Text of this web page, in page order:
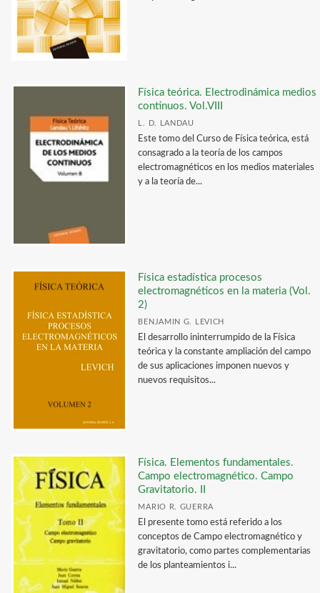
Física teórica. Electrodinámica medios
continuos. Vol.VIII
L. D. LANDAU
Este tomo del Curso de Física teórica, está
consagrado a la teoría de los campos
electromagnéticos en los medios materiales
y a la teoría de...
Física estadística procesos
electromagnéticos en la materia (Vol.
2)
BENJAMIN G. LEVICH
El desarrollo ininterrumpido de la Física
teórica y la constante ampliación del campo
de sus aplicaciones imponen nuevos y
nuevos requisitos...
Física. Elementos fundamentales.
Campo electromagnético. Campo
Gravitatorio. II
MARIO R. GUERRA
El presente tomo está referido a los
conceptos de Campo electromagnético y
gravitatorio, como partes complementarias
de los planteamientos i...